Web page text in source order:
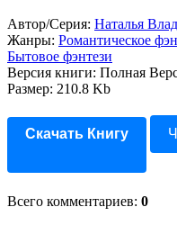
Автор/Серия: Наталья
Жанры: Романтическое
Бытовое фэнтези
Версия книги: Полная
Размер: 210.8 Kb
Скачать Книгу
Всего комментариев: 0